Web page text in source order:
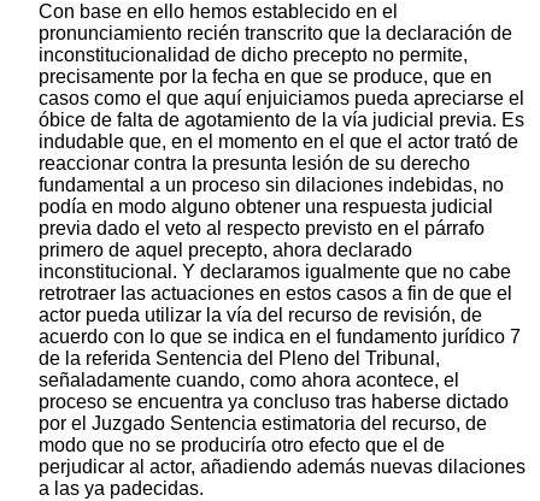
Con base en ello hemos establecido en el
pronunciamiento recién transcrito que la declaración de
inconstitucionalidad de dicho precepto no permite,
precisamente por la fecha en que se produce, que en
casos como el que aquí enjuiciamos pueda apreciarse el
óbice de falta de agotamiento de la vía judicial previa. Es
indudable que, en el momento en el que el actor trató de
reaccionar contra la presunta lesión de su derecho
fundamental a un proceso sin dilaciones indebidas, no
podía en modo alguno obtener una respuesta judicial
previa dado el veto al respecto previsto en el párrafo
primero de aquel precepto, ahora declarado
inconstitucional. Y declaramos igualmente que no cabe
retrotraer las actuaciones en estos casos a fin de que el
actor pueda utilizar la vía del recurso de revisión, de
acuerdo con lo que se indica en el fundamento jurídico 7
de la referida Sentencia del Pleno del Tribunal,
señaladamente cuando, como ahora acontece, el
proceso se encuentra ya concluso tras haberse dictado
por el Juzgado Sentencia estimatoria del recurso, de
modo que no se produciría otro efecto que el de
perjudicar al actor, añadiendo además nuevas dilaciones
a las ya padecidas.